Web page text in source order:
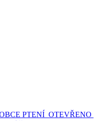
PTENÍ OTEVŘENO